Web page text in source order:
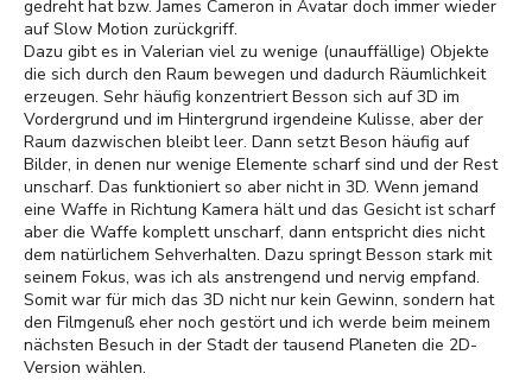
gedreht hat bzw. James Cameron in Avatar doch immer wieder
auf Slow Motion zurückgriff.
Dazu gibt es in Valerian viel zu wenige (unauffällige) Objekte
die sich durch den Raum bewegen und dadurch Räumlichkeit
erzeugen. Sehr häufig konzentriert Besson sich auf 3D im
Vordergrund und im Hintergrund irgendeine Kulisse, aber der
Raum dazwischen bleibt leer. Dann setzt Beson häufig auf
Bilder, in denen nur wenige Elemente scharf sind und der Rest
unscharf. Das funktioniert so aber nicht in 3D. Wenn jemand
eine Waffe in Richtung Kamera hält und das Gesicht ist scharf
aber die Waffe komplett unscharf, dann entspricht dies nicht
dem natürlichem Sehverhalten. Dazu springt Besson stark mit
seinem Fokus, was ich als anstrengend und nervig empfand.
Somit war für mich das 3D nicht nur kein Gewinn, sondern hat
den Filmgenuß eher noch gestört und ich werde beim meinem
nächsten Besuch in der Stadt der tausend Planeten die 2D-
Version wählen.